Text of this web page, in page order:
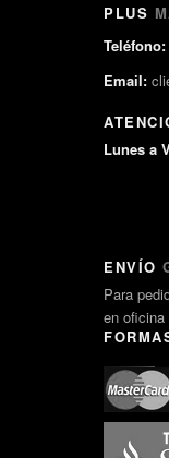
PLUS
Teléfono:
Email:
Lunes a
ENVÍO
Para
en oficina